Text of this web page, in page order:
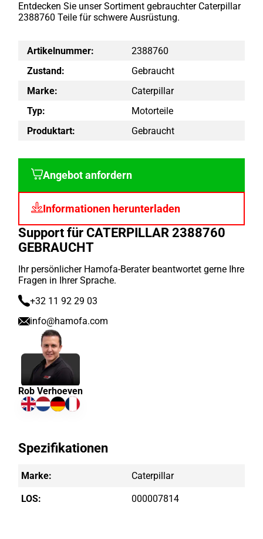
Entdecken Sie unser Sortiment gebrauchter Caterpillar
2388760 Teile für schwere Ausrüstung.
Artikelnummer:
2388760
Zustand:
Gebraucht
Marke:
Caterpillar
Typ:
Motorteile
Produktart:
Gebraucht
Angebot anfordern
Informationen herunterladen
Support für CATERPILLAR 2388760
GEBRAUCHT
Ihr persönlicher Hamofa-Berater beantwortet gerne Ihre
Fragen in Ihrer Sprache.
+32 11 92 29 03
info@hamofa.com
Rob Verhoeven
Spezifikationen
Marke: Caterpillar
LOS: 000007814